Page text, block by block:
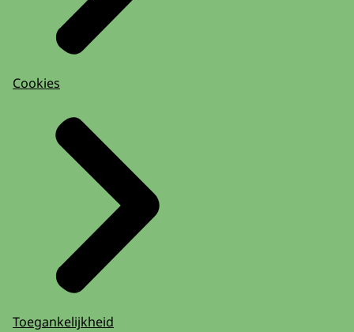
Cookies
Toegankelijkheid